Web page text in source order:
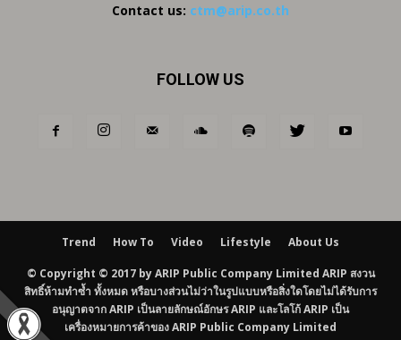
Contact us: ctm@arip.co.th
FOLLOW US
Trend How To Video Lifestyle About Us
© Copyright © 2017 by ARIP Public Company Limited ARIP สงวน
สิทธิ์ห้ามทำซ้ำ ทั้งหมด หรือบางส่วนไม่ว่าในรูปแบบหรือสิ่งใดโดยไม่ได้รับการ
อนุญาตจาก ARIP เป็นลายลักษณ์อักษร ARIP และโลโก้ ARIP เป็น
เครื่องหมายการค้าของ ARIP Public Company Limited